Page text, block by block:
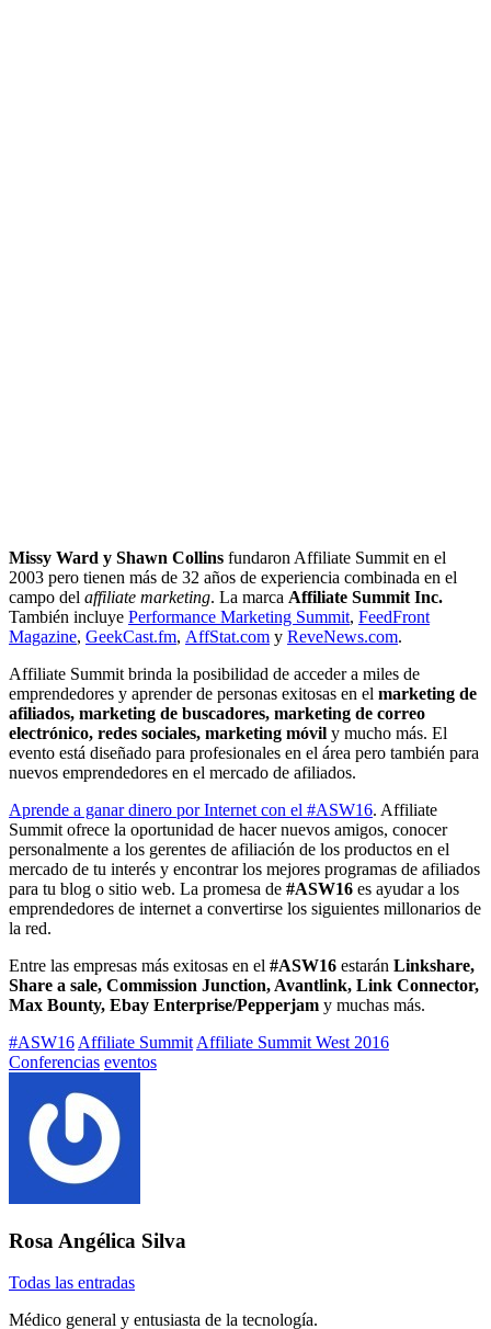
Missy Ward y Shawn Collins fundaron Affiliate Summit en el
2003 pero tienen más de 32 años de experiencia combinada en el
campo del affiliate marketing. La marca Affiliate Summit Inc.
También incluye Performance Marketing Summit, FeedFront
Magazine, GeekCast.fm, AffStat.com y ReveNews.com.
Affiliate Summit brinda la posibilidad de acceder a miles de
emprendedores y aprender de personas exitosas en el marketing de
afiliados, marketing de buscadores, marketing de correo
electrónico, redes sociales, marketing móvil y mucho más. El
evento está diseñado para profesionales en el área pero también para
nuevos emprendedores en el mercado de afiliados.
Aprende a ganar dinero por Internet con el #ASW16. Affiliate
Summit ofrece la oportunidad de hacer nuevos amigos, conocer
personalmente a los gerentes de afiliación de los productos en el
mercado de tu interés y encontrar los mejores programas de afiliados
para tu blog o sitio web. La promesa de #ASW16 es ayudar a los
emprendedores de internet a convertirse los siguientes millonarios de
la red.
Entre las empresas más exitosas en el #ASW16 estarán Linkshare,
Share a sale, Commission Junction, Avantlink, Link Connector,
Max Bounty, Ebay Enterprise/Pepperjam y muchas más.
Etiquetado
con:
#ASW16 Affiliate Summit Affiliate Summit West 2016
Conferencias eventos
Rosa Angélica Silva
Todas las entradas
Médico general y entusiasta de la tecnología.